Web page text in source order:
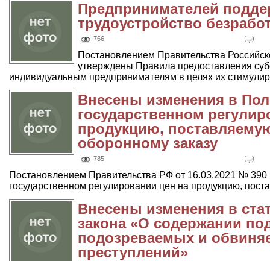
Предпринимателей
трудоустройство
766
Постановлением Правительства
утверждены Правила предоставления
индивидуальным предпринимателям в целях их
Внесены изменения в
государственном
продукцию,
оборонному заказу
785
Постановлением Правительства РФ от 16.03.2021 №
государственном регулировании цен на продукцию,
Внесены изменения в
закона «О содержании
подозреваемых и
преступлений»